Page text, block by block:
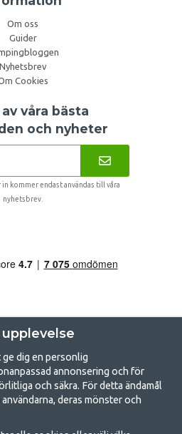
Om oss
Guider
Nyhetsbrev
Cookies
våra bästa
och nyheter
kommer endast användas till våra
nyhetsbrev.
Din butik för camping
dig en personlig
annonsering och för
och säkra. För detta ändamål
deras mönster och